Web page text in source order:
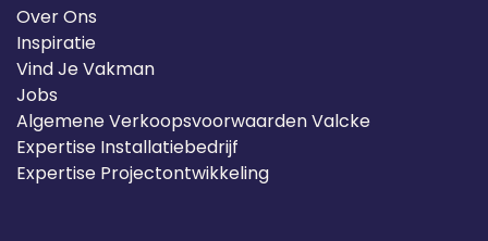
Over Ons
Inspiratie
Vind Je Vakman
Jobs
Algemene Verkoopsvoorwaarden Valcke
Expertise Installatiebedrijf
Expertise Projectontwikkeling